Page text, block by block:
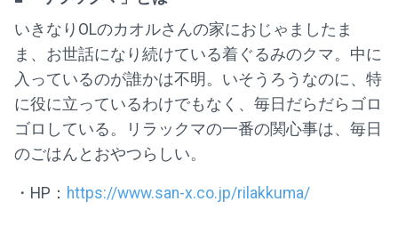
いきなりOLのカオルさんの家におじゃましたま
ま、お世話になり続けている着ぐるみのクマ。中に
入っているのが誰かは不明。いそうろうなのに、特
に役に立っているわけでもなく、毎日だらだらゴロ
ゴロしている。リラックマの一番の関心事は、毎日
のごはんとおやつらしい。
・HP： https://www.san-x.co.jp/rilakkuma/